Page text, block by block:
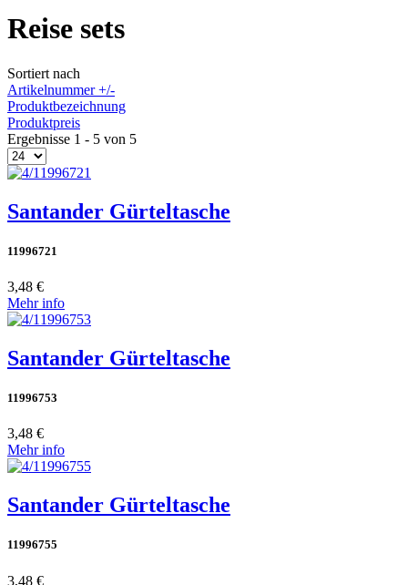
Reise sets
Sortiert nach
Artikelnummer +/-
Produktbezeichnung
Produktpreis
Ergebnisse 1 - 5 von 5
Santander Gürteltasche
11996721
3,48 €
Mehr info
Santander Gürteltasche
11996753
3,48 €
Mehr info
Santander Gürteltasche
11996755
3,48 €